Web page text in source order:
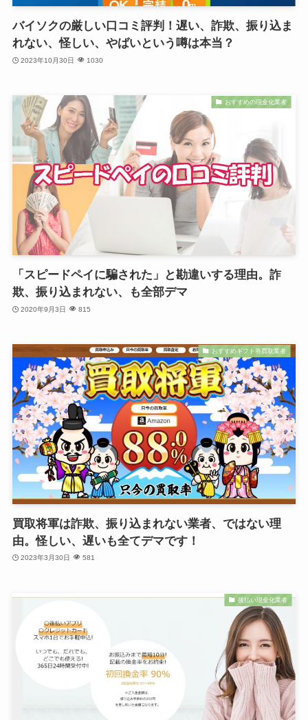
バイソクの厳しい口コミ評判！遅い、詐欺、振り込ま
れない、怪しい、やばいという噂は本当？
2023年10月30日 1030
おすすめの現金化業者
「スピードペイに騙された」と勘違いする理由。詐
欺、振り込まれない、も全部デマ
2020年9月3日 815
おすすめギフト券買取業者
買取将軍は詐欺、振り込まれない業者、ではない理
由。怪しい、遅いも全てデマです！
2023年3月30日 581
後払い現金化業者